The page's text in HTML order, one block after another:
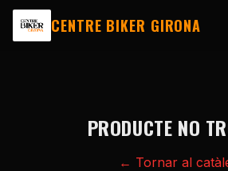
CENTRE BIKER GIRONA
PRODUCTE NO
← Tornar al